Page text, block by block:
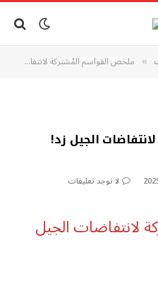
» ملخص القواسم المُشتركة لانتفاضات الجيل زد!الطاهر المعز
الجيل زد!
لا توجد تعليقات
لانتفاضات الجيل